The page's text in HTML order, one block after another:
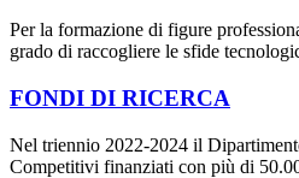
Per la formazione di figure
grado di raccogliere le sfide
FONDI DI RICERCA
Nel triennio 2022-2024 il
Competitivi finanziati con più di